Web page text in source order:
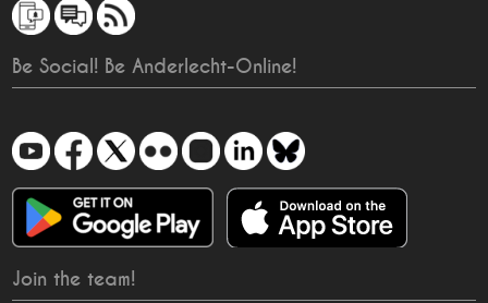
Be Social! Be Anderlecht-Online!
Join the team!